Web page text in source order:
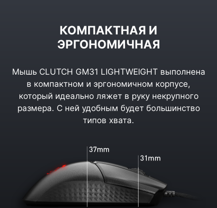
КОМПАКТНАЯ И
ЭРГОНОМИЧНАЯ
Мышь CLUTCH GM31 LIGHTWEIGHT выполнена
в компактном и эргономичном корпусе,
который идеально ляжет в руку некрупного
размера. С ней удобным будет большинство
типов хвата.